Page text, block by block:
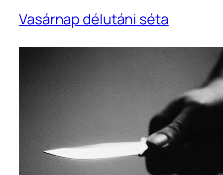
Vasárnap délutáni séta